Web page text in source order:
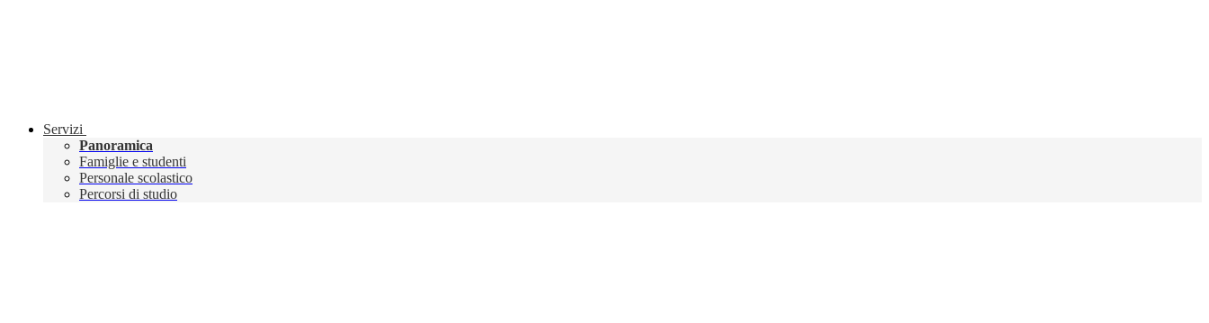
Servizi
Panoramica
Famiglie e studenti
Personale scolastico
Percorsi di studio